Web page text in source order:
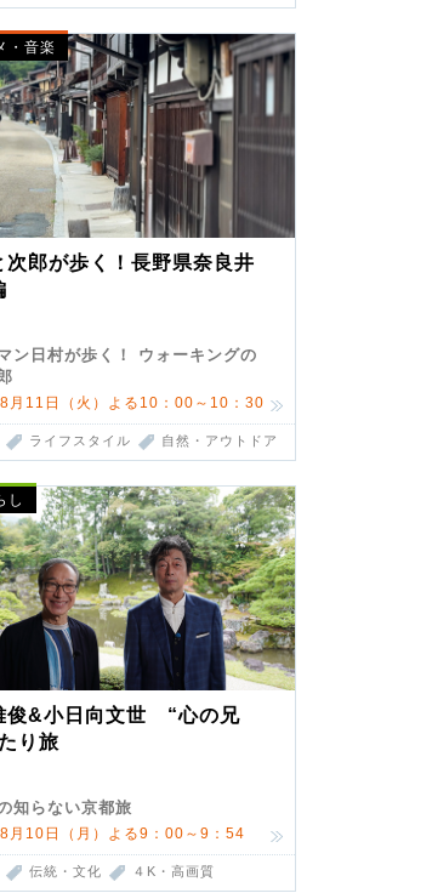
・音楽
次郎が歩く！長野県奈良井
ン日村が歩く！ ウォーキングの
月11日（火）よる10：00～10：30
ライフスタイル 自然・アウトドア
し
俊&小日向文世 “心の兄
り旅
知らない京都旅
月10日（月）よる9：00～9：54
伝統・文化 ４K・高画質